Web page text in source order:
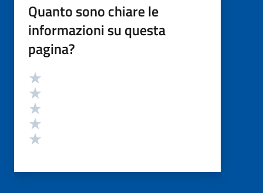
Quanto sono chiare le
informazioni su questa
pagina?
Valutazione